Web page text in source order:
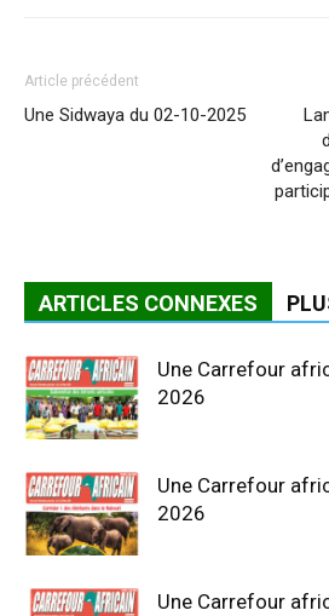
Article précédent
Une Sidwaya du 02-10-2025
ARTICLES CONNEXES
Une Carrefour
2026
Une Carrefour
2026
Une Carrefour